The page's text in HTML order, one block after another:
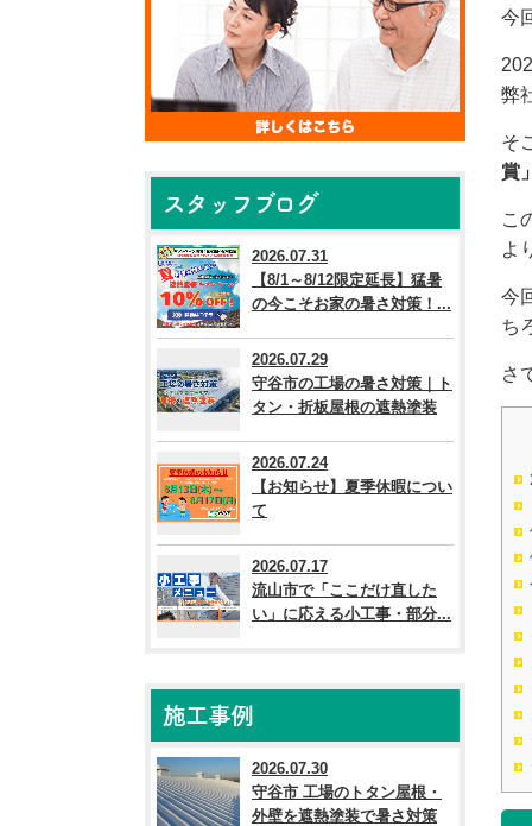
今
弊
そ
賞
こ
よ
今
ち
さ
スタッフブログ
2026.07.31
【8/1～8/12限定延長】猛暑
の今こそお家の暑さ対策！...
2026.07.29
守谷市の工場の暑さ対策｜ト
タン・折板屋根の遮熱塗装
2026.07.24
【お知らせ】夏季休暇につい
て
2026.07.17
流山市で「ここだけ直した
い」に応える小工事・部分...
施工事例
2026.07.30
守谷市 工場のトタン屋根・
外壁を遮熱塗装で暑さ対策